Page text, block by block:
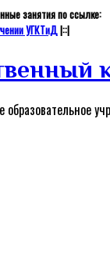
занятия по ссылке:
УГКТиД|::|
образовательное